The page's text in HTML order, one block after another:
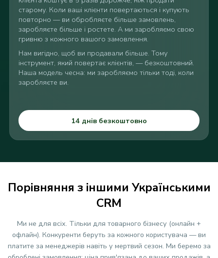
старому. Коли ваші клієнти повертаються і купують
повторно — ви обробляєте більше замовлень,
заробляєте більше і ростете. А ми заробляємо свою
гривню з кожного вашого замовлення.
Нам вигідно, щоб ви продавали більше. Тому
інструмент, який повертає клієнтів, — безкоштовний.
Наша модель чесна: ми заробляємо тільки тоді, коли
заробляєте ви.
14 днів безкоштовно
Порівняння з іншими Українськими
CRM
Ми не для всіх. Тільки для товарного бізнесу (онлайн +
офлайн). Конкуренти беруть за кожного користувача — ви
платите за менеджерів навіть у мертвий сезон. Ми беремо за